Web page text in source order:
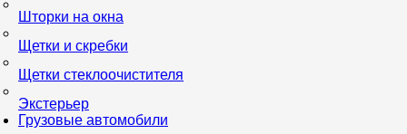
Шторки на окна
Щетки и скребки
Щетки стеклоочистителя
Экстерьер
Грузовые автомобили